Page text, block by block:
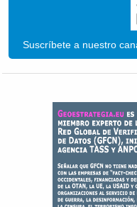
Suscríbete a nuestro